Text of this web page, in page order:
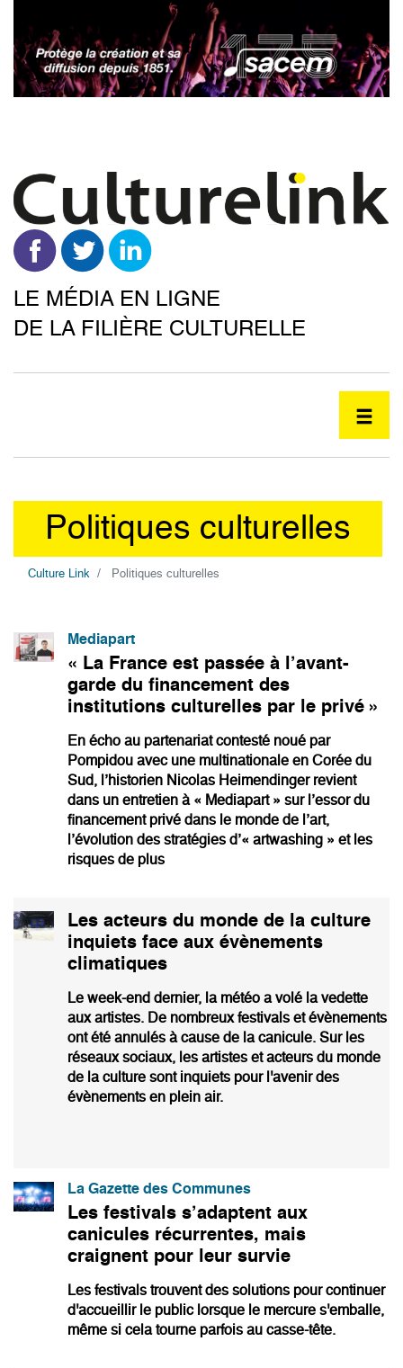
contenu
principal
LE MÉDIA EN LIGNE
DE LA FILIÈRE CULTURELLE
Politiques culturelles
Culture Link Politiques culturelles
Mediapart
« La France est passée à l’avant-
garde du financement des
institutions culturelles par le privé »
En écho au partenariat contesté noué par
Pompidou avec une multinationale en Corée du
Sud, l’historien Nicolas Heimendinger revient
dans un entretien à « Mediapart » sur l’essor du
financement privé dans le monde de l’art,
l’évolution des stratégies d’« artwashing » et les
risques de plus
Les acteurs du monde de la culture
inquiets face aux évènements
climatiques
Le week-end dernier, la météo a volé la vedette
aux artistes. De nombreux festivals et évènements
ont été annulés à cause de la canicule. Sur les
réseaux sociaux, les artistes et acteurs du monde
de la culture sont inquiets pour l'avenir des
évènements en plein air.
La Gazette des Communes
Les festivals s’adaptent aux
canicules récurrentes, mais
craignent pour leur survie
Les festivals trouvent des solutions pour continuer
d'accueillir le public lorsque le mercure s'emballe,
même si cela tourne parfois au casse-tête.